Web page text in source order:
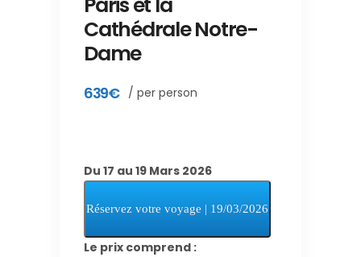
Cathédrale Notre-
Dame
639€ / per person
Du 17 au 19 Mars 2026
Le prix comprend :